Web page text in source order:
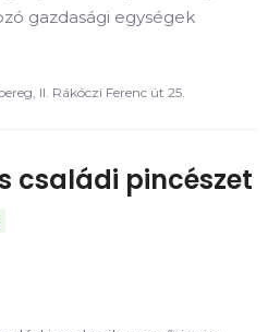
gazdasági egységek
II. Rákóczi Ferenc út 25.
családi pincészet